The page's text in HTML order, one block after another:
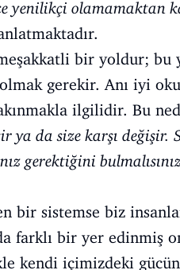
yenilikçi olamamaktan
bir yoldur; bu
olmak gerekir. Anı iyi
ilgilidir. Bu
ya da size karşı değişir.
gerektiğini
bir sistemse biz
farklı bir yer edinmiş
kendi içimizdeki gücün